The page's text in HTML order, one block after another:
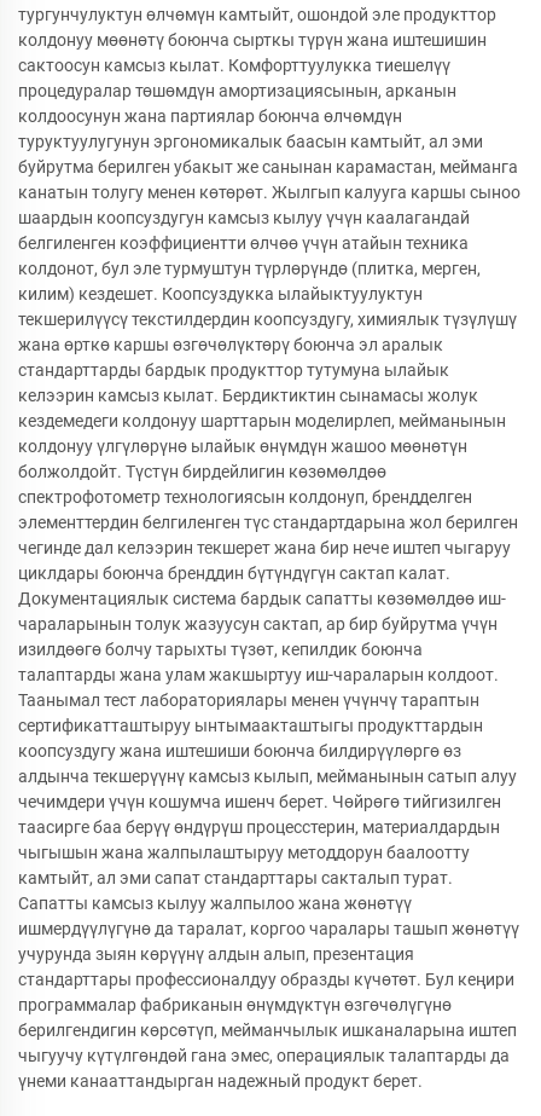
тургунчулуктун өлчөмүн камтыйт, ошондой эле продукттор
колдонуу мөөнөтү боюнча сырткы түрүн жана иштешишин
сактоосун камсыз кылат. Комфорттуулукка тиешелүү
процедуралар төшөмдүн амортизациясынын, арканын
колдоосунун жана партиялар боюнча өлчөмдүн
туруктуулугунун эргономикалык баасын камтыйт, ал эми
буйрутма берилген убакыт же санынан карамастан, мейманга
канатын толугу менен көтөрөт. Жылгып калууга каршы сыноо
шаардын коопсуздугун камсыз кылуу үчүн каалагандай
белгиленген коэффициентти өлчөө үчүн атайын техника
колдонот, бул эле турмуштун түрлөрүндө (плитка, мерген,
килим) кездешет. Коопсуздукка ылайыктуулуктун
текшерилүүсү текстилдердин коопсуздугу, химиялык түзүлүшү
жана өрткө каршы өзгөчөлүктөрү боюнча эл аралык
стандарттарды бардык продукттор тутумуна ылайык
келээрин камсыз кылат. Бердиктиктин сынамасы жолук
кездемедеги колдонуу шарттарын моделирлеп, мейманынын
колдонуу үлгүлөрүнө ылайык өнүмдүн жашоо мөөнөтүн
болжолдойт. Түстүн бирдейлигин көзөмөлдөө
спектрофотометр технологиясын колдонуп, брендделген
элементтердин белгиленген түс стандартдарына жол берилген
чегинде дал келээрин текшерет жана бир нече иштеп чыгаруу
циклдары боюнча бренддин бүтүндүгүн сактап калат.
Документациялык система бардык сапатты көзөмөлдөө иш-
чараларынын толук жазуусун сактап, ар бир буйрутма үчүн
изилдөөгө болчу тарыхты түзөт, кепилдик боюнча
талаптарды жана улам жакшыртуу иш-чараларын колдоот.
Таанымал тест лабораториялары менен үчүнчү тараптын
сертификатташтыруу ынтымаакташтыгы продукттардын
коопсуздугу жана иштешиши боюнча билдирүүлөргө өз
алдынча текшерүүнү камсыз кылып, мейманынын сатып алуу
чечимдери үчүн кошумча ишенч берет. Чөйрөгө тийгизилген
таасирге баа берүү өндүрүш процесстерин, материалдардын
чыгышын жана жалпылаштыруу методдорун баалоотту
камтыйт, ал эми сапат стандарттары сакталып турат.
Сапатты камсыз кылуу жалпылоо жана жөнөтүү
ишмердүүлүгүнө да таралат, коргоо чаралары ташып жөнөтүү
учурунда зыян көрүүнү алдын алып, презентация
стандарттары профессионалдуу образды күчөтөт. Бул кеңири
программалар фабриканын өнүмдүктүн өзгөчөлүгүнө
берилгендигин көрсөтүп, мейманчылык ишканаларына иштеп
чыгуучу күтүлгөндөй гана эмес, операциялык талаптарды да
үнеми канааттандырган надежный продукт берет.